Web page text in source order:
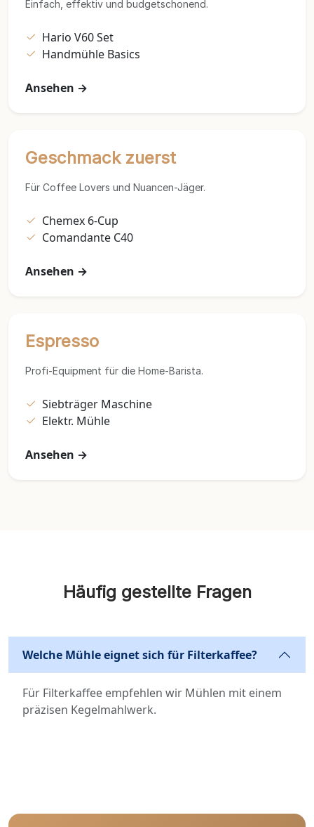
Einfach, effektiv und budgetschonend.
Hario V60 Set
Handmühle Basics
Ansehen →
Geschmack zuerst
Für Coffee Lovers und Nuancen-Jäger.
Chemex 6-Cup
Comandante C40
Ansehen →
Espresso
Profi-Equipment für die Home-Barista.
Siebträger Maschine
Elektr. Mühle
Ansehen →
Häufig gestellte Fragen
Welche Mühle eignet sich für Filterkaffee?
Für Filterkaffee empfehlen wir Mühlen mit einem
präzisen Kegelmahlwerk.